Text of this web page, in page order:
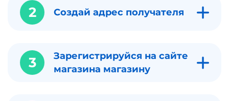
2 Создай адрес получателя
3
Зарегистрируйся на сайте
магазина магазину